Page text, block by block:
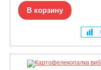
В корзину